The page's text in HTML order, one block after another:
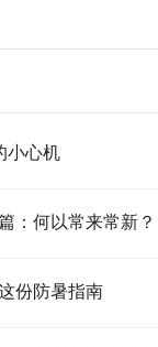
小心机
：何以常来常新？
份防暑指南